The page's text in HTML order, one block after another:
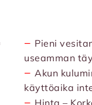
− Pieni
useamman
− Akun
käyttöaika